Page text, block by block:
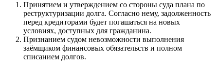
Принятием и утверждением со стороны суда плана по
реструктуризации долга. Согласно нему, задолженность
перед кредиторами будет погашаться на новых
условиях, доступных для гражданина.
Признанием судом невозможности выполнения
заёмщиком финансовых обязательств и полном
списанием долгов.